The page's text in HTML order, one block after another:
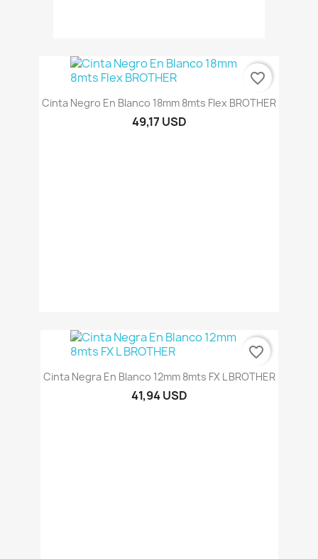
Cinta Negro En Blanco 18mm 8mts Flex BROTHER
49,17 USD
favorite_border
Cinta Negra En Blanco 12mm 8mts FX L BROTHER
41,94 USD
favorite_border